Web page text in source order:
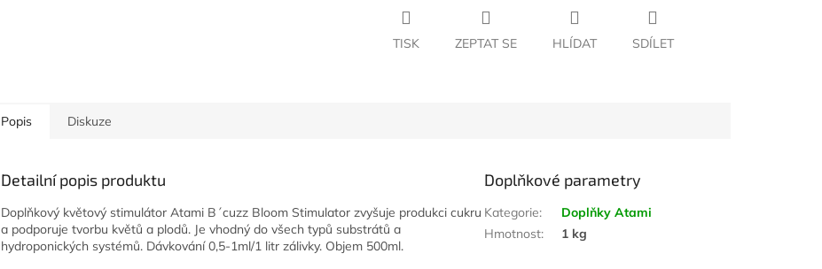
TISK ZEPTAT SE HLÍDAT SDÍLET
Popis Diskuze
Detailní popis produktu
Doplňkový květový stimulátor Atami B´cuzz Bloom Stimulator zvyšuje produkci cukru
a podporuje tvorbu květů a plodů. Je vhodný do všech typů substrátů a
hydroponických systémů. Dávkování 0,5-1ml/1 litr zálivky. Objem 500ml.
Doplňkové parametry
Kategorie:
Doplňky Atami
Hmotnost: 1 kg